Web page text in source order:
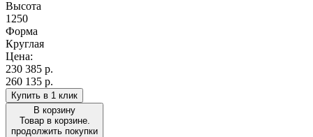
Высота
1250
Форма
Круглая
Цена:
230 385 р.
260 135 р.
Купить в 1 клик
В корзину
Товар в корзине.
продолжить покупки